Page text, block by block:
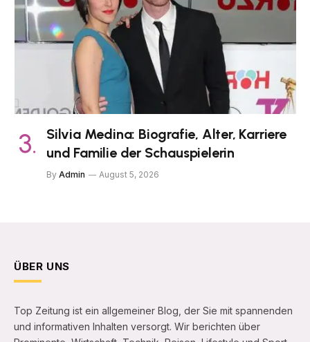
Silvia Medina: Biografie, Alter, Karriere
und Familie der Schauspielerin
By Admin August 5, 2026
ÜBER UNS
Top Zeitung ist ein allgemeiner Blog, der Sie mit spannenden
und informativen Inhalten versorgt. Wir berichten über